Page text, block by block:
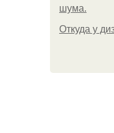
шума.
Откуда у